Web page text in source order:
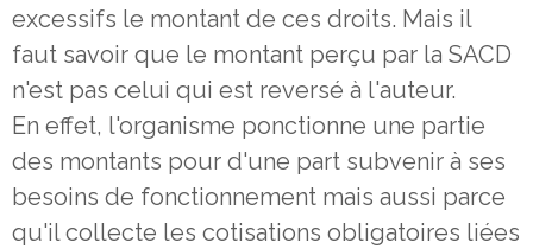
excessifs le montant de ces droits. Mais il
faut savoir que le montant perçu par la SACD
n'est pas celui qui est reversé à l'auteur.
En effet, l'organisme ponctionne une partie
des montants pour d'une part subvenir à ses
besoins de fonctionnement mais aussi parce
qu'il collecte les cotisations obligatoires liées